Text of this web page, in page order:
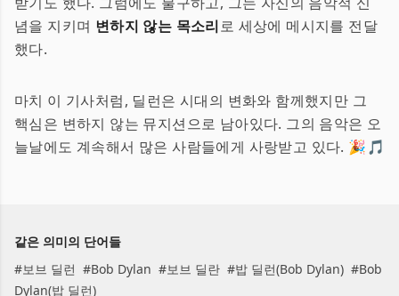
념을 지키며 변하지 않는 목소리로 세상에 메시지를 전달
했다.
마치 이 기사처럼, 딜런은 시대의 변화와 함께했지만 그
핵심은 변하지 않는 뮤지션으로 남아있다. 그의 음악은 오
늘날에도 계속해서 많은 사람들에게 사랑받고 있다. 🎉🎵
같은 의미의 단어들
#보브 딜런 #Bob Dylan #보브 딜란 #밥 딜런(Bob Dylan) #Bob
Dylan(밥 딜런)